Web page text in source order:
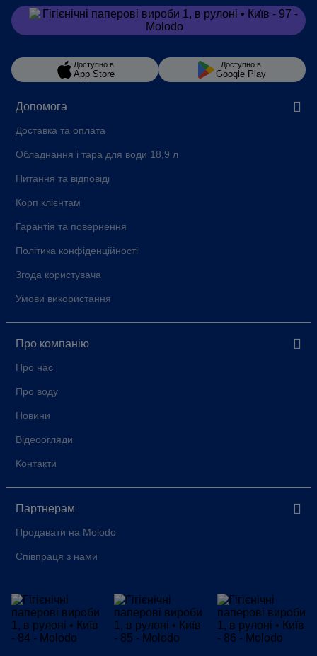
Допомога
Доставка та оплата
Обладнання і тара для води 18,9 л
Питання та відповіді
Корп клієнтам
Гарантія та повернення
Політика конфіденційності
Згода користувача
Умови використання
Про компанію
Про нас
Про воду
Новини
Відеоогляди
Контакти
Партнерам
Продавати на Molodo
Співпраця з нами
Замовитив Viber
Доступно в
App Store
Доступно в
Google Play